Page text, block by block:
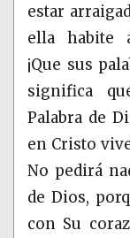
estar
ella habite
¡Que sus
significa
Palabra de
en Cristo
No pedirá
de Dios,
con Su